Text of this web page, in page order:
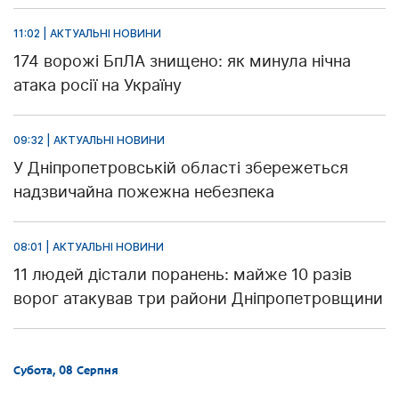
11:02 | АКТУАЛЬНІ НОВИНИ
174 ворожі БпЛА знищено: як минула нічна
атака росії на Україну
09:32 | АКТУАЛЬНІ НОВИНИ
У Дніпропетровській області збережеться
надзвичайна пожежна небезпека
08:01 | АКТУАЛЬНІ НОВИНИ
11 людей дістали поранень: майже 10 разів
ворог атакував три райони Дніпропетровщини
Субота, 08 Серпня